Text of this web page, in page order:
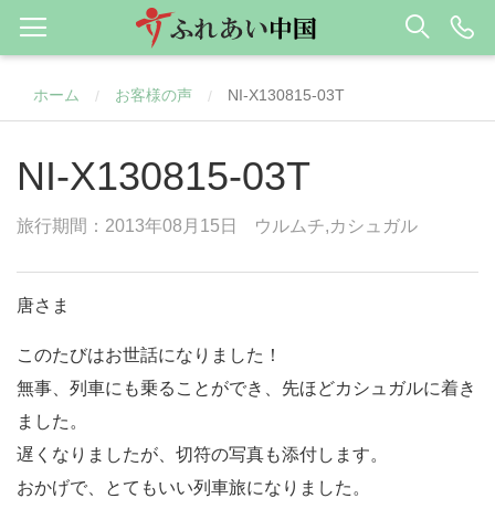
ホーム / お客様の声 / NI-X130815-03T
NI-X130815-03T
旅行期間：2013年08月15日 ウルムチ,カシュガル
唐さま
このたびはお世話になりました！
無事、列車にも乗ることができ、先ほどカシュガルに着き
ました。
遅くなりましたが、切符の写真も添付します。
おかげで、とてもいい列車旅になりました。